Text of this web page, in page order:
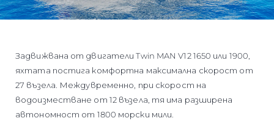
Задвижвана от двигатели Twin MAN V12 1650 или 1900,
яхтата постига комфортна максимална скорост от
27 възела. Междувременно, при скорост на
водоизместване от 12 възела, тя има разширена
автономност от 1800 морски мили.